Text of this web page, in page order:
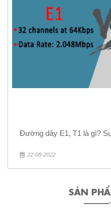
Đường dây E1, T1 là gì?
22-08-2022
SẢN